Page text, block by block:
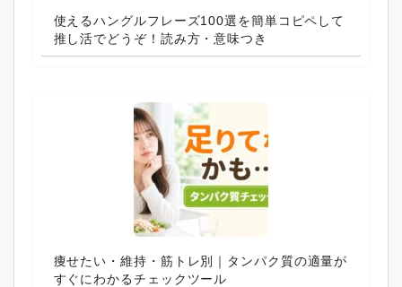
使えるハングルフレーズ100選を簡単コピペして
推し活でどうぞ！読み方・意味つき
痩せたい・維持・筋トレ別｜タンパク質の適量が
すぐにわかるチェックツール